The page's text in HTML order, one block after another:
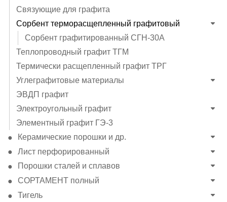
Связующие для графита
Сорбент терморасщепленный графитовый
Сорбент графитированный СГН-30А
Теплопроводный графит ТГМ
Термически расщепленный графит ТРГ
Углеграфитовые материалы
ЭВДП графит
Электроугольный графит
Элементный графит ГЭ-3
Керамические порошки и др.
Лист перфорированный
Порошки сталей и сплавов
СОРТАМЕНТ полный
Тигель